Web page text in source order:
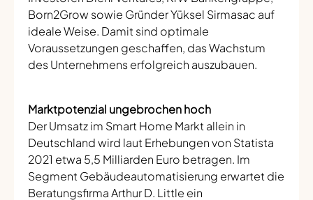
Born2Grow sowie Gründer Yüksel Sirmasac auf
ideale Weise. Damit sind optimale
Voraussetzungen geschaffen, das Wachstum
des Unternehmens erfolgreich auszubauen.
Marktpotenzial ungebrochen hoch
Der Umsatz im Smart Home Markt allein in
Deutschland wird laut Erhebungen von Statista
2021 etwa 5,5 Milliarden Euro betragen. Im
Segment Gebäudeautomatisierung erwartet die
Beratungsfirma Arthur D. Little ein